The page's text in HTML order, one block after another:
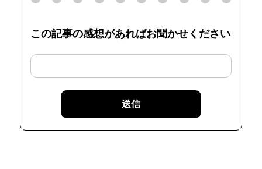
この記事の感想があればお聞かせください
送信